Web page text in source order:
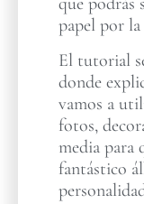
papel por
El tutorial
donde
vamos a
fotos,
media para
fantástico